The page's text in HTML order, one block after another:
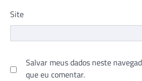
Site
Salvar meus dados neste
que eu comentar.